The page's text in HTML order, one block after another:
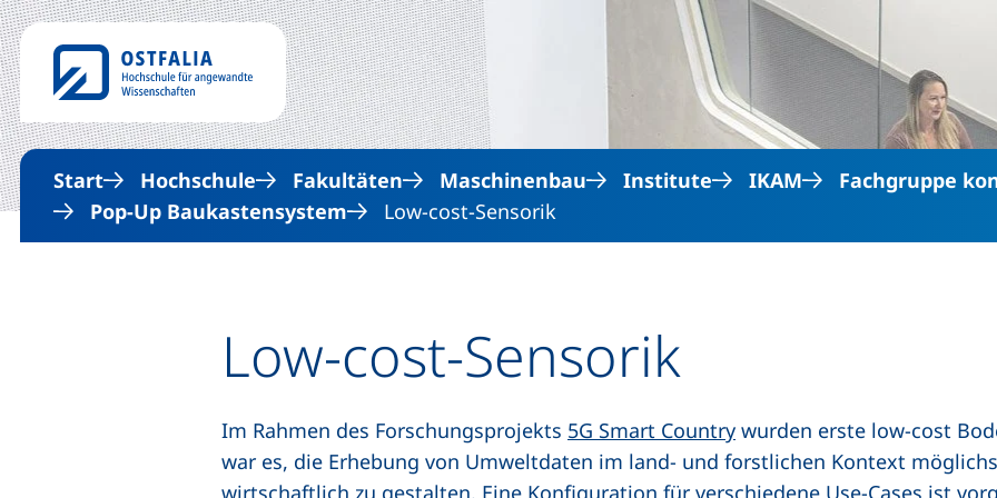
Direkt zum Inhalt
Start Hochschule Fakultäten Maschinenbau Institute IKAM
Fachgruppe
Pop-Up Baukastensystem
Low-cost-Sensorik
Low-cost-Sensorik
Im Rahmen des Forschungsprojekts 5G Smart Country wurden erste low-cost
war es, die Erhebung von Umweltdaten im land- und forstlichen Kontext
wirtschaftlich zu gestalten. Eine Konfiguration für verschiedene Use-Cases ist